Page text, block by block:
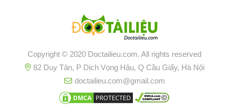
Copyright © 2020 Doctailieu.com. All rights reserved
82 Duy Tân, P Dịch Vọng Hậu, Q Cầu Giấy, Hà Nội
doctailieu.com@gmail.com